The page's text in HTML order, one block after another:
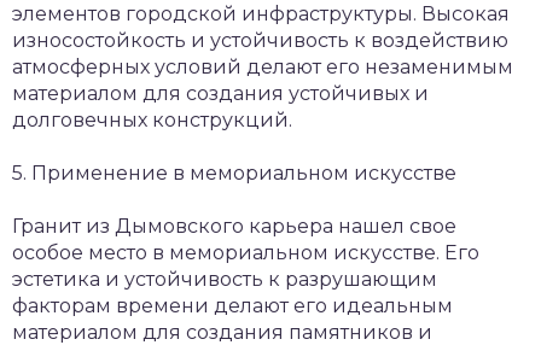
элементов городской инфраструктуры. Высокая
износостойкость и устойчивость к воздействию
атмосферных условий делают его незаменимым
материалом для создания устойчивых и
долговечных конструкций.
5. Применение в мемориальном искусстве
Гранит из Дымовского карьера нашел свое
особое место в мемориальном искусстве. Его
эстетика и устойчивость к разрушающим
факторам времени делают его идеальным
материалом для создания памятников и